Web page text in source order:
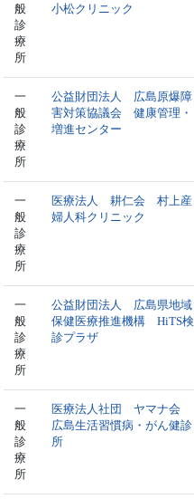
般
診
療
所
小松クリニック
一
般
診
療
所
公益財団法人 広島原爆障
害対策協議会 健康管理・
増進センター
一
般
診
療
所
医療法人 耕仁会 村上産
婦人科クリニック
一
般
診
療
所
公益財団法人 広島県地域
保健医療推進機構 HiTS検
診プラザ
一
般
診
療
所
医療法人社団 ヤマナ会
広島生活習慣病・がん健診
所